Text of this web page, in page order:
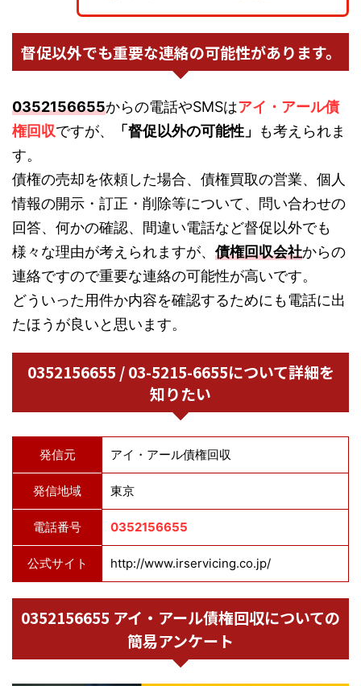
督促以外でも重要な連絡の可能性があります。
0352156655からの電話やSMSはアイ・アール債
権回収ですが、 「督促以外の可能性」
も考えられま
す。
債権の売却を依頼した場合、債権買取の営業、個人
情報の開示・訂正・削除等について、問い合わせの
回答、何かの確認、間違い電話など督促以外でも
様々な理由が考えられますが、 債権回収会社からの
連絡ですので重要な連絡の可能性が高いです。
どういった用件か内容を確認するためにも電話に出
たほうが良いと思います。
0352156655 / 03-5215-6655について詳細を
知りたい
発信元 アイ・アール債権回収
発信地域 東京
電話番号 0352156655
公式サイト http://www.irservicing.co.jp/
0352156655 アイ・アール債権回収についての
簡易アンケート